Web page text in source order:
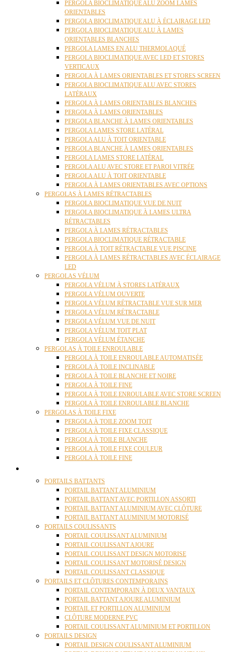
PERGOLA BIOCLIMATIQUE ALU ZOOM LAMES
ORIENTABLES
PERGOLA BIOCLIMATIQUE ALU À ÉCLAIRAGE LED
PERGOLA BIOCLIMATIQUE ALU À LAMES
ORIENTABLES BLANCHES
PERGOLA LAMES EN ALU THERMOLAQUÉ
PERGOLA BIOCLIMATIQUE AVEC LED ET STORES
VERTICAUX
PERGOLA À LAMES ORIENTABLES ET STORES SCREEN
PERGOLA BIOCLIMATIQUE ALU AVEC STORES
LATÉRAUX
PERGOLA À LAMES ORIENTABLES BLANCHES
PERGOLA À LAMES ORIENTABLES
PERGOLA BLANCHE À LAMES ORIENTABLES
PERGOLA LAMES STORE LATÉRAL
PERGOLA ALU À TOIT ORIENTABLE
PERGOLA BLANCHE À LAMES ORIENTABLES
PERGOLA LAMES STORE LATÉRAL
PERGOLA ALU AVEC STORE ET PAROI VITRÉE
PERGOLA ALU À TOIT ORIENTABLE
PERGOLA À LAMES ORIENTABLES AVEC OPTIONS
PERGOLAS À LAMES RÉTRACTABLES
PERGOLA BIOCLIMATIQUE VUE DE NUIT
PERGOLA BIOCLIMATIQUE À LAMES ULTRA
RÉTRACTABLES
PERGOLA À LAMES RÉTRACTABLES
PERGOLA BIOCLIMATIQUE RÉTRACTABLE
PERGOLA À TOIT RÉTRACTABLE VUE PISCINE
PERGOLA À LAMES RÉTRACTABLES AVEC ÉCLAIRAGE
LED
PERGOLAS VÉLUM
PERGOLA VÉLUM À STORES LATÉRAUX
PERGOLA VÉLUM OUVERTE
PERGOLA VÉLUM RÉTRACTABLE VUE SUR MER
PERGOLA VÉLUM RÉTRACTABLE
PERGOLA VÉLUM VUE DE NUIT
PERGOLA VÉLUM TOIT PLAT
PERGOLA VÉLUM ÉTANCHE
PERGOLAS À TOILE ENROULABLE
PERGOLA À TOILE ENROULABLE AUTOMATISÉE
PERGOLA À TOILE INCLINABLE
PERGOLA À TOILE BLANCHE ET NOIRE
PERGOLA À TOILE FINE
PERGOLA À TOILE ENROULABLE AVEC STORE SCREEN
PERGOLA À TOILE ENROULABLE BLANCHE
PERGOLAS À TOILE FIXE
PERGOLA À TOILE ZOOM TOIT
PERGOLA À TOILE FIXE CLASSIQUE
PERGOLA À TOILE BLANCHE
PERGOLA À TOILE FIXE COULEUR
PERGOLA À TOILE FINE
PORTAILS BATTANTS
PORTAIL BATTANT ALUMINIUM
PORTAIL BATTANT AVEC PORTILLON ASSORTI
PORTAIL BATTANT ALUMINIUM AVEC CLÔTURE
PORTAIL BATTANT ALUMINIUM MOTORISÉ
PORTAILS COULISSANTS
PORTAIL COULISSANT ALUMINIUM
PORTAIL COULISSANT AJOURE
PORTAIL COULISSANT DESIGN MOTORISE
PORTAIL COULISSANT MOTORISÉ DESIGN
PORTAIL COULISSANT CLASSIQUE
PORTAILS ET CLÔTURES CONTEMPORAINS
PORTAIL CONTEMPORAIN À DEUX VANTAUX
PORTAIL BATTANT AJOURE ALUMINIUM
PORTAIL ET PORTILLON ALUMINIUM
CLÔTURE MODERNE PVC
PORTAIL COULISSANT ALUMINIUM ET PORTILLON
PORTAILS DESIGN
PORTAIL DESIGN COULISSANT ALUMINIUM